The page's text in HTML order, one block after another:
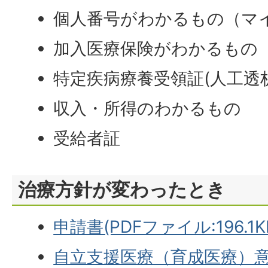
個人番号がわかるもの（マ
加入医療保険がわかるもの
特定疾病療養受領証(人工透
収入・所得のわかるもの
受給者証
治療方針が変わったとき
申請書(PDFファイル
自立支援医療（育成医療）